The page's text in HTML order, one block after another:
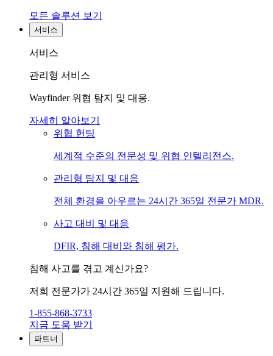
모든 솔루션 보기
서비스
서비스
관리형 서비스
Wayfinder 위협 탐지 및 대응.
자세히 알아보기
위협 헌팅
세계적 수준의 전문성 및 위협 인텔리전스.
관리형 탐지 및 대응
전체 환경을 아우르는 24시간 365일 전문가 MDR.
사고 대비 및 대응
DFIR, 침해 대비와 침해 평가.
침해 사고를 겪고 계신가요?
저희 전문가가 24시간 365일 지원해 드립니다.
1-855-868-3733
지금 도움 받기
파트너